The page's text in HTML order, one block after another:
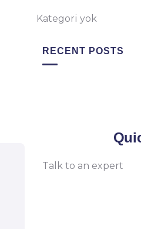
Kategori yok
RECENT POSTS
Talk to an expert